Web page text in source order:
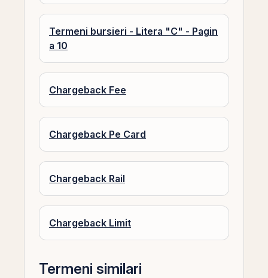
Termeni bursieri - Litera "C" - Pagin
a 10
Chargeback Fee
Chargeback Pe Card
Chargeback Rail
Chargeback Limit
Termeni similari